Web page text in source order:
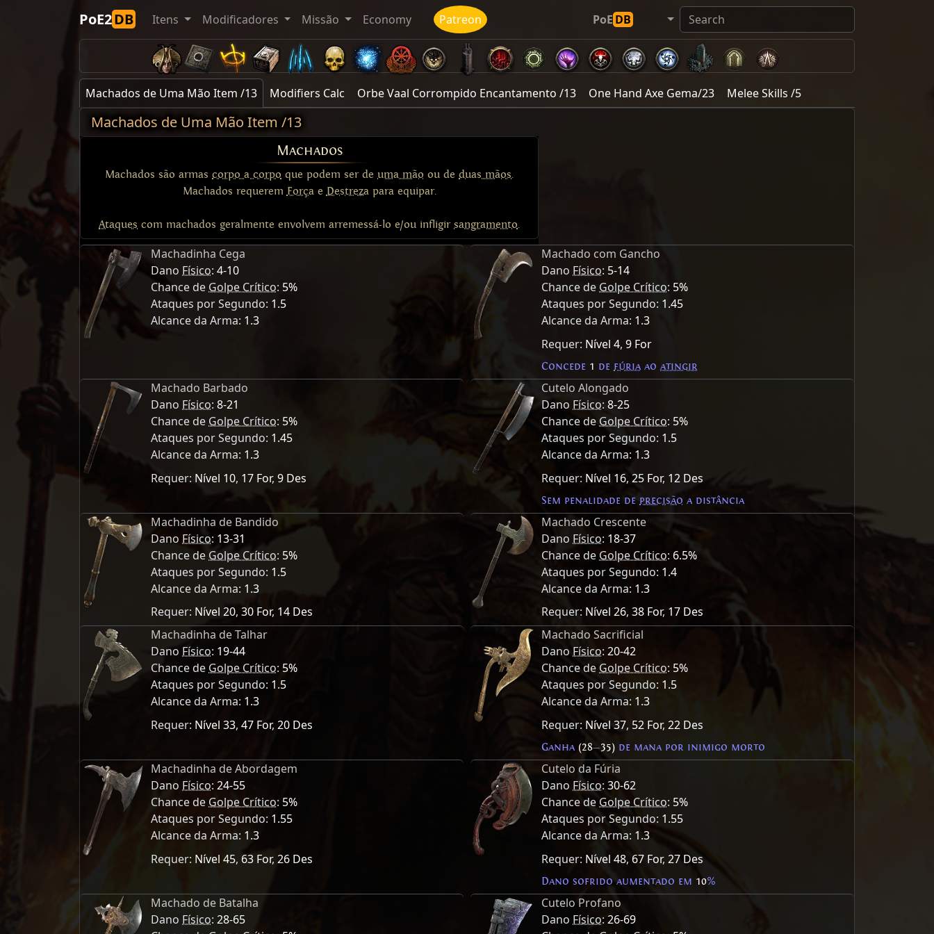
PoE2DB Itens Modificadores Missão Economy Patreon PoEDB
Machados de Uma Mão Item /13 Modifiers Calc Orbe Vaal Corrompido Encantamento /13 One Hand Axe Gema/23 Melee Skills /5
Machados de Uma Mão Item /13
Machados
Machados são armas corpo a corpo que podem ser de uma mão ou de duas mãos.
Machados requerem Forçae Destrezapara equipar.
Ataques com machados geralmente envolvem arremessá-lo e/ou infligir sangramento.
Machadinha Cega
Dano Físico: 4-10
Chance de Golpe Crítico: 5%
Ataques por Segundo: 1.5
Alcance da Arma: 1.3
Machado com Gancho
Dano Físico: 5-14
Chance de Golpe Crítico: 5%
Ataques por Segundo: 1.45
Alcance da Arma: 1.3
Requer: Nível 4, 9 For
Concede 1 de fúria ao atingir
Machado Barbado
Dano Físico: 8-21
Chance de Golpe Crítico: 5%
Ataques por Segundo: 1.45
Alcance da Arma: 1.3
Requer: Nível 10, 17 For, 9 Des
Cutelo Alongado
Dano Físico:8-25
Chance de Golpe Crítico: 5%
Ataques por Segundo: 1.5
Alcance da Arma: 1.3
Requer: Nível 16, 25 For, 12 Des
Sem penalidade de precisão a distância
Machadinha de Bandido
Dano Físico: 13-31
Chance de Golpe Crítico: 5%
Ataques por Segundo: 1.5
Alcance da Arma: 1.3
Requer: Nível 20, 30 For, 14 Des
Machado Crescente
Dano Físico: 18-37
Chance de Golpe Crítico: 6.5%
Ataques por Segundo: 1.4
Alcance da Arma: 1.3
Requer: Nível 26, 38 For, 17 Des
Machadinha de Talhar
Dano Físico: 19-44
Chance deGolpe Crítico: 5%
Ataques por Segundo: 1.5
Alcance da Arma: 1.3
Requer: Nível 33, 47 For, 20 Des
Machado Sacrificial
Dano Físico: 20-42
Chance deGolpe Crítico: 5%
Ataques por Segundo: 1.5
Alcance da Arma: 1.3
Requer: Nível 37, 52 For, 22 Des
Ganha (28—35) de mana por inimigo morto
Machadinha de Abordagem
Dano Físico: 24-55
Chance de Golpe Crítico: 5%
Ataques por Segundo: 1.55
Alcance da Arma: 1.3
Requer: Nível 45, 63 For, 26 Des
Cutelo da Fúria
Dano Físico:30-62
Chance de Golpe Crítico: 5%
Ataques por Segundo: 1.55
Alcance da Arma: 1.3
Requer: Nível 48, 67 For, 27 Des
Dano sofrido aumentado em 10%
Machado de Batalha
Dano Físico: 28-65
Cutelo Profano
Dano Físico: 26-69